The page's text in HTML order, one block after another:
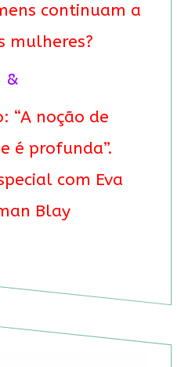
continuam a
mulheres?
&
“A noção de
é profunda”.
com Eva
Blay